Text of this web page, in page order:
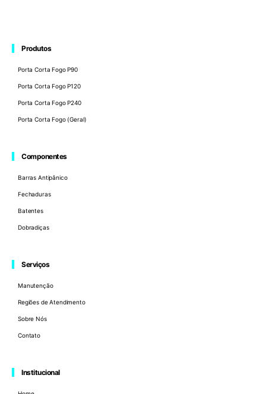
Produtos
Porta Corta Fogo P90
Porta Corta Fogo P120
Porta Corta Fogo P240
Porta Corta Fogo (Geral)
Componentes
Barras Antipânico
Fechaduras
Batentes
Dobradiças
Serviços
Manutenção
Regiões de Atendimento
Sobre Nós
Contato
Institucional